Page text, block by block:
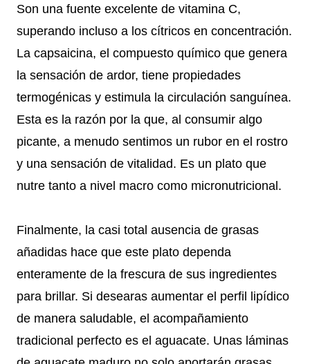
Son una fuente excelente de vitamina C,
superando incluso a los cítricos en concentración.
La capsaicina, el compuesto químico que genera
la sensación de ardor, tiene propiedades
termogénicas y estimula la circulación sanguínea.
Esta es la razón por la que, al consumir algo
picante, a menudo sentimos un rubor en el rostro
y una sensación de vitalidad. Es un plato que
nutre tanto a nivel macro como micronutricional.
Finalmente, la casi total ausencia de grasas
añadidas hace que este plato dependa
enteramente de la frescura de sus ingredientes
para brillar. Si desearas aumentar el perfil lipídico
de manera saludable, el acompañamiento
tradicional perfecto es el aguacate. Unas láminas